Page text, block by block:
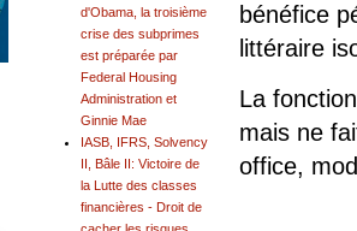
bénéfice
littéraire
La
mais ne
office,
d'Obama, la troisième
crise des subprimes
est préparée par
Federal Housing
Administration et
Ginnie Mae
IASB, IFRS, Solvency
II, Bâle II: Victoire de
la Lutte des classes
financières - Droit de